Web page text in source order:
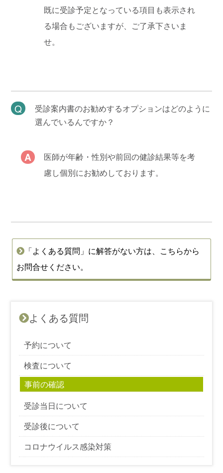
既に受診予定となっている項目も表示され
る場合もございますが、ご了承下さいま
せ。
受診案内書のお勧めするオプションはどのように
選んでいるんですか？
医師が年齢・性別や前回の健診結果等を考
慮し個別にお勧めしております。
「よくある質問」に解答がない方は、こちらから
お問合せください。
よくある質問
予約について
検査について
事前の確認
受診当日について
受診後について
コロナウイルス感染対策